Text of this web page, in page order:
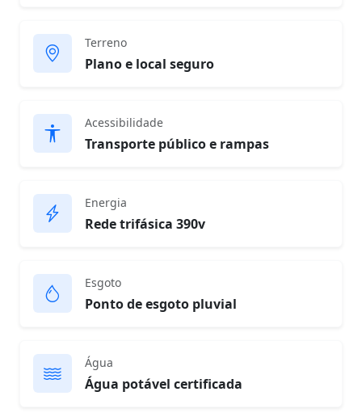
Terreno
Plano e local seguro
Acessibilidade
Transporte público e rampas
Energia
Rede trifásica 390v
Esgoto
Ponto de esgoto pluvial
Água
Água potável certificada